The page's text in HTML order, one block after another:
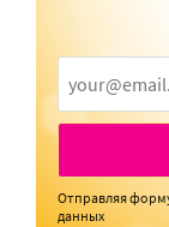
Отправляя
данных